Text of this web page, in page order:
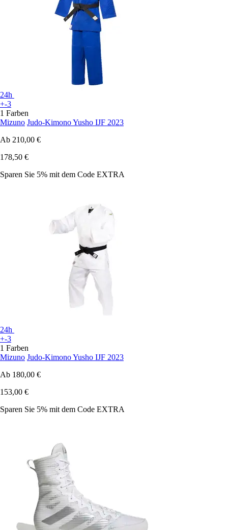
24h
+-3
1 Farben
Mizuno Judo-Kimono Yusho IJF 2023
Ab 210,00 €
178,50 €
Sparen Sie 5% mit dem Code EXTRA
24h
+-3
1 Farben
Mizuno Judo-Kimono Yusho IJF 2023
Ab 180,00 €
153,00 €
Sparen Sie 5% mit dem Code EXTRA